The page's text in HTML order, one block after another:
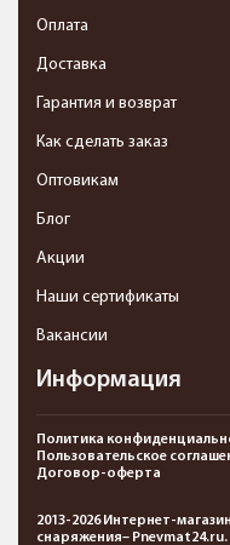
Информация
Оплата
Доставка
Гарантия и возврат
Как сделать заказ
Оптовикам
Блог
Акции
Наши сертификаты
Вакансии
Политика
Пользовательское
Договор-оферта
2013-2026 Интернет-
снаряжения–